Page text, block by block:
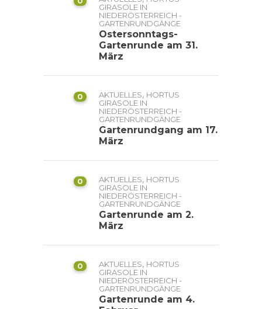
GIRASOLE IN
NIEDERÖSTERREICH -
GARTENRUNDGÄNGE
Ostersonntags-
Gartenrunde am 31.
März
0 AKTUELLES, HORTUS
GIRASOLE IN
NIEDERÖSTERREICH -
GARTENRUNDGÄNGE
Gartenrundgang am 17.
März
0 AKTUELLES, HORTUS
GIRASOLE IN
NIEDERÖSTERREICH -
GARTENRUNDGÄNGE
Gartenrunde am 2.
März
0 AKTUELLES, HORTUS
GIRASOLE IN
NIEDERÖSTERREICH -
GARTENRUNDGÄNGE
Gartenrunde am 4.